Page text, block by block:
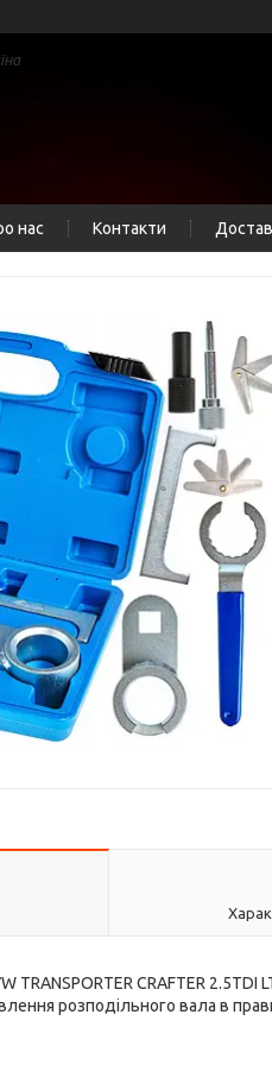
нас Контакти
TRANSPORTER CRAFTER 2.5TDI
розподільного вала в